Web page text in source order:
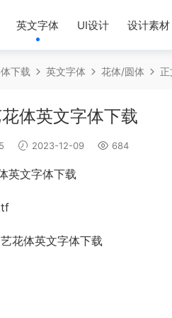
英文字体 UI设计 设计素材
下载 英文字体 花体/圆体
体英文字体下载
2023-12-09 684
花体英文字体下载